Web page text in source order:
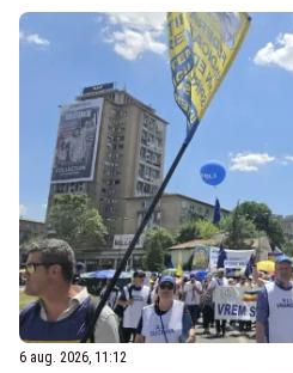
6 aug. 2026, 11:12